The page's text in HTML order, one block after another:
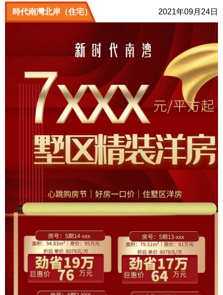
2021年09月24日
時代南灣北岸（住宅）